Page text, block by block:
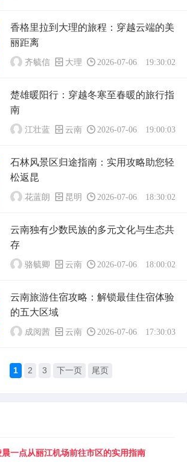
香格里拉到大理的旅程：穿越云端的美
丽距离
齐毓信 大理 2026-07-06 19:30:02
楚雄暖阳行：穿越冬寒至春暖的旅行指
南
江壮蓝 云南 2026-07-06 19:00:03
石林风景区归途指南：实用攻略助您轻
松返昆
花蓝朗 昆明 2026-07-06 18:30:02
云南独有少数民族的多元文化与生态共
存
骆毓卿 云南 2026-07-06 18:00:02
云南旅游住宿攻略：解锁最佳住宿体验
的五大区域
成阅茜 云南 2026-07-06 17:30:03
1 2 3 下一页 尾页
一点从丽江机场前往市区的实用指南